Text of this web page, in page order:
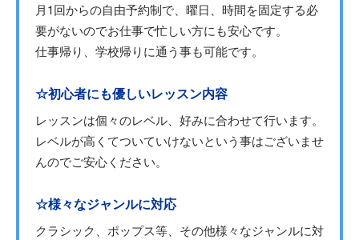
月1回からの自由予約制で、曜日、時間を固定する必
要がないのでお仕事で忙しい方にも安心です。
仕事帰り、学校帰りに通う事も可能です。
☆初心者にも優しいレッスン内容
レッスンは個々のレベル、好みに合わせて行います。
レベルが高くてついていけないという事はございませ
んのでご安心ください。
☆様々なジャンルに対応
クラシック、ポップス等、その他様々なジャンルに対